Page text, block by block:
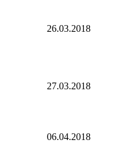
26.03.2018
27.03.2018
06.04.2018